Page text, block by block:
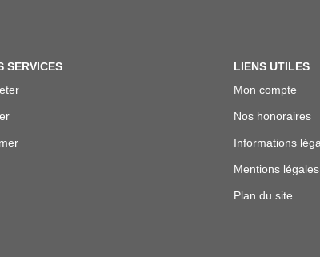
SERVICES
LIENS UTILES
Mon compte
Nos honoraires
Informations
Mentions légales
Plan du site